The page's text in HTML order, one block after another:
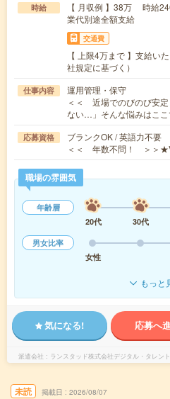
時給
【 月収例 】38万 時給
業代別途全額支給
交通費
【 上限4万まで 】支給い
社規定に基づく）
仕事内容
運用管理・保守
＜＜ 近場でのびのび安
ない…」そんな悩みはこ
応募資格
ブランクOK / 英語力不要
＜＜ 年数不問！ ＞＞
職場の雰囲気
年齢層
20代
30代
男女比率
女性
もっと
気になる! 応募へ
派遣会社 ランスタッド株式会社デジタル・タレン
未読 掲載日 2026/08/07